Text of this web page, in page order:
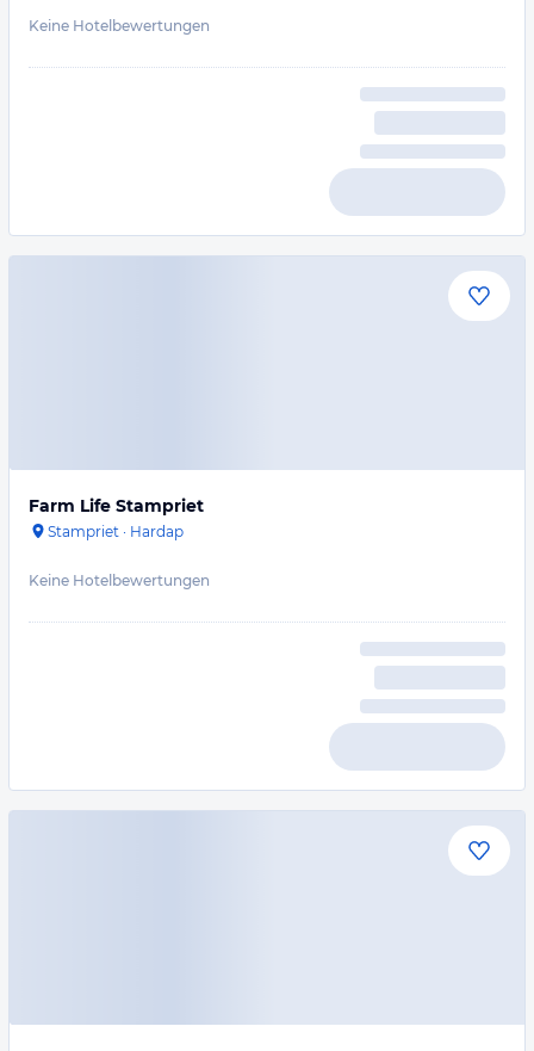
Keine Hotelbewertungen
Farm Life Stampriet
Stampriet · Hardap
Keine Hotelbewertungen